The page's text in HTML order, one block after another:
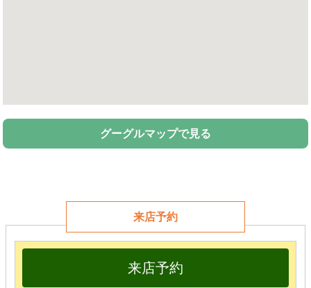
グーグルマップで見る
来店予約
来店予約